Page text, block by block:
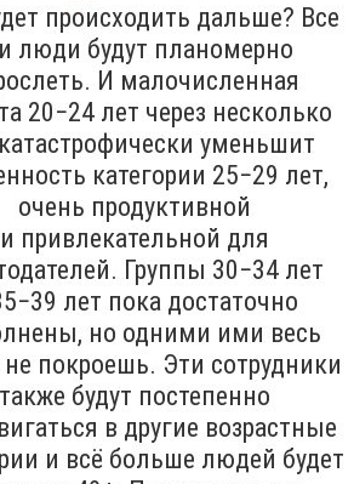
происходить дальше? Все
люди будут планомерно
И малочисленная
20−24 лет через несколько
уменьшит
категории 25−29 лет,
очень продуктивной
и привлекательной для
Группы 30−34 лет
лет пока достаточно
но одними ими весь
покроешь. Эти сотрудники
также будут постепенно
в другие возрастные
и всё больше людей будет